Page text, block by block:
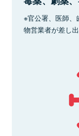
※官公署、医師、
物営業者が差し